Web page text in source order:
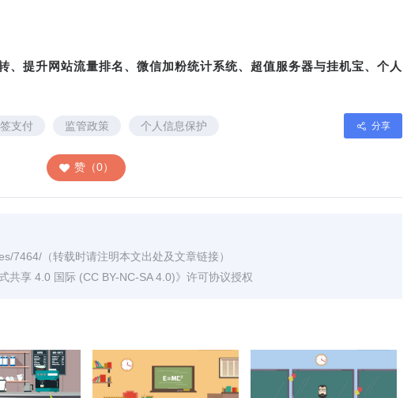
、提升网站流量排名、微信加粉统计系统、超值服务器与挂机宝、个人
支付 监管政策 个人信息保护 分享
赞（0）
7464/ （转载时请注明本文出处及文章链接）
共享 4.0 国际 (CC BY-NC-SA 4.0)》许可协议授权